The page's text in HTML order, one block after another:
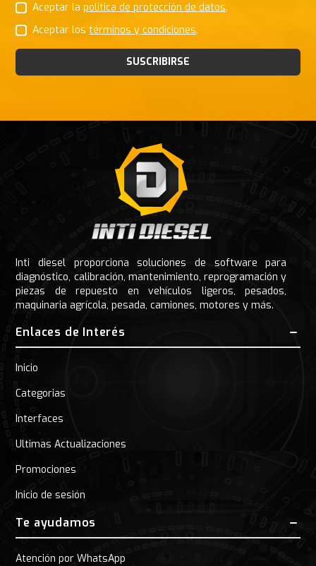
Aceptar lapolítica de protección de datos.
Aceptar lostérminos y condiciones.
SUSCRIBIRSE
Inti diesel proporciona soluciones de software para
diagnóstico, calibración, mantenimiento, reprogramación y
piezas de repuesto en vehículos ligeros, pesados,
maquinaria agrícola, pesada, camiones, motores y más.
Enlaces de Interés
Inicio
Categorias
Interfaces
Ultimas Actualizaciones
Promociones
Inicio de sesión
Te ayudamos
Atención por WhatsApp